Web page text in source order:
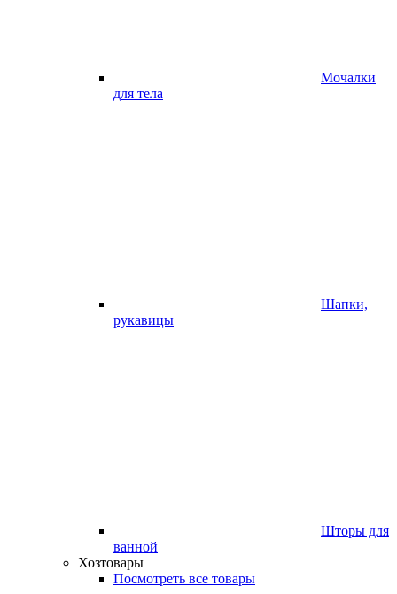
Мочалки
для тела
Шапки,
рукавицы
Шторы для
ванной
Хозтовары
Посмотреть все товары